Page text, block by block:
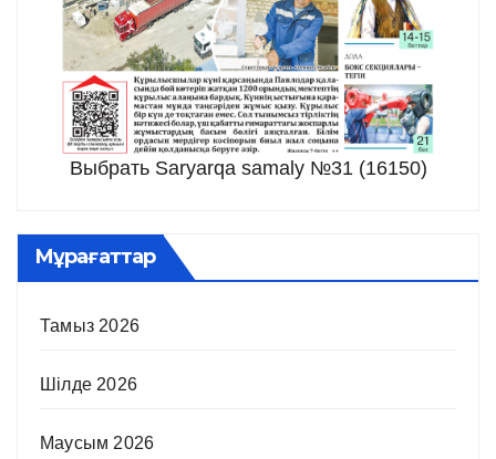
Выбрать Saryarqa samaly №31 (16150)
Мұрағаттар
Тамыз 2026
Шілде 2026
Маусым 2026